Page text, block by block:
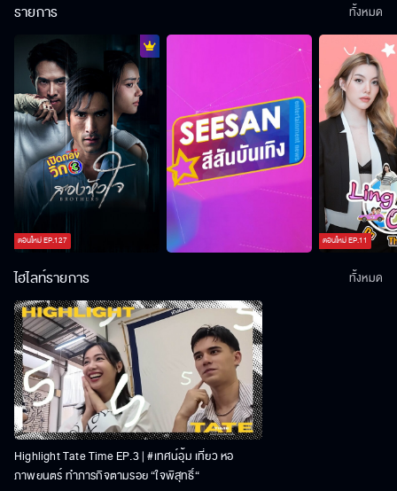
รายการ
ตอนใหม่EP.127 ตอนใหม่EP.11
ทั้งหมด
ไฮไลท์รายการ
Highlight Tate Time EP.3 | #เทศน์อุ้ม เที่ยว หอ
ภาพยนตร์ ทำภารกิจตามรอย “ใจพิสุทธิ์“
ทั้งหมด